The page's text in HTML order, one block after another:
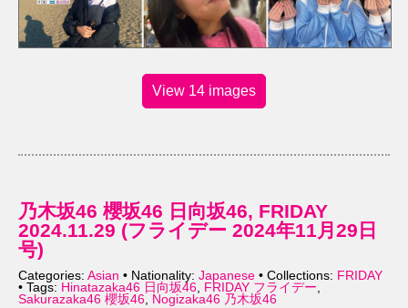
View 14 images
乃木坂46 櫻坂46 日向坂46, FRIDAY
2024.11.29 (フライデー 2024年11月29日
号)
Categories: Asian • Nationality: Japanese • Collections: FRIDAY
• Tags: Hinatazaka46 日向坂46, FRIDAY フライデー,
Sakurazaka46 櫻坂46, Nogizaka46 乃木坂46